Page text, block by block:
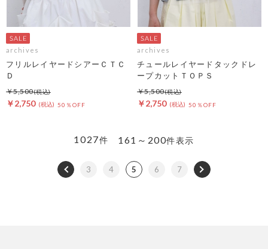
archives
フリルレイヤードシアーＣＴＣ
Ｄ
￥2,750 50％OFF
￥5,500
archives
チュールレイヤードタックドレ
ープカットＴＯＰＳ
￥2,750 50％OFF
￥5,500
161～200件表示
1027件
3 4 5 6 7